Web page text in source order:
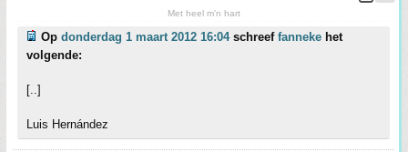
Met heel m'n hart
Op donderdag 1 maart 2012 16:04schreef fanneke het
volgende:
[..]
Luis Hernández